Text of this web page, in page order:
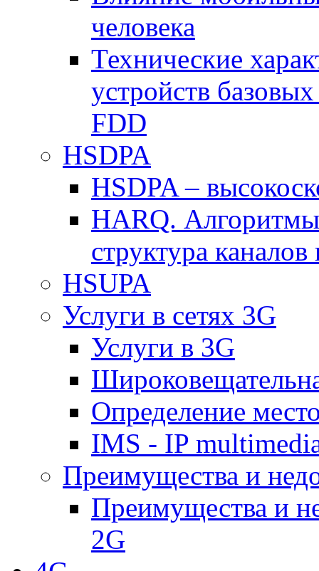
человека
Технические
устройств
FDD
HSDPA
HSDPA –
HARQ.
структура
HSUPA
Услуги в сетях 3G
Услуги в 3G
Определение
IMS - IP
Преимущества и
Преимущества и
2G